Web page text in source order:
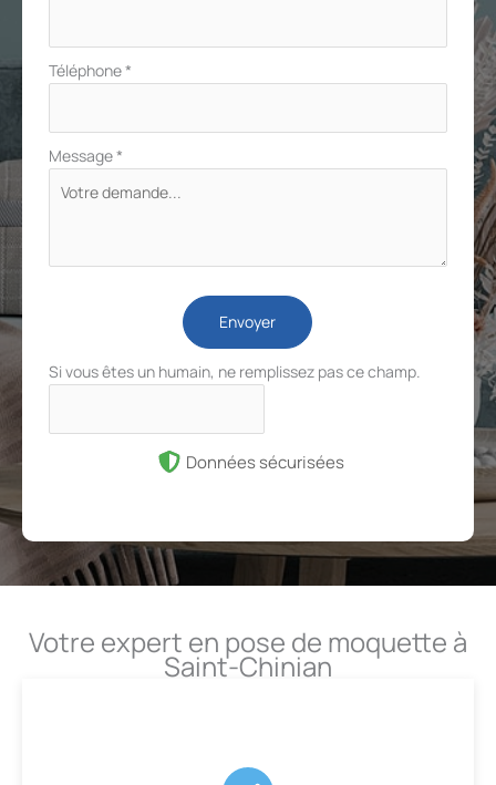
Téléphone*
Message*
Envoyer
Si vous êtes un humain, ne remplissez pas ce champ.
Données sécurisées
Votre expert en pose de moquette à
Saint-Chinian